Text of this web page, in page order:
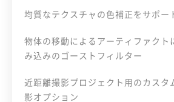
均質なテクスチャの色補正をサポー
物体の移動によるアーティファクト
み込みのゴーストフィルター
近距離撮影プロジェクト用のカスタ
影オプション